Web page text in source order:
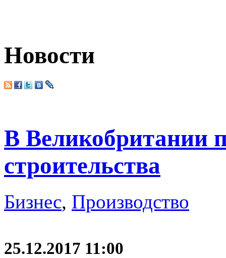
Новости
В Великобритании
строительства
Бизнес, Производство
25.12.2017 11:00